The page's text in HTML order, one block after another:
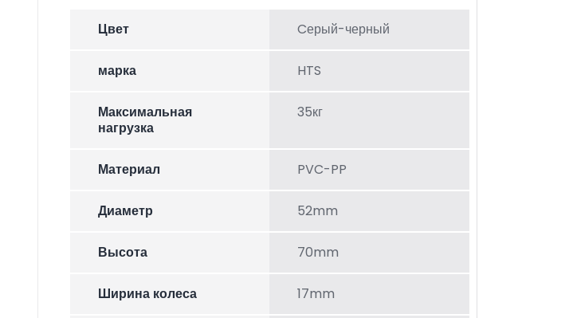
Цвет Cерый-черный
марка HTS
Максимальная
нагрузка
35кг
Материал PVC-PP
Диаметр 52mm
Высота 70mm
Ширина колеса 17mm